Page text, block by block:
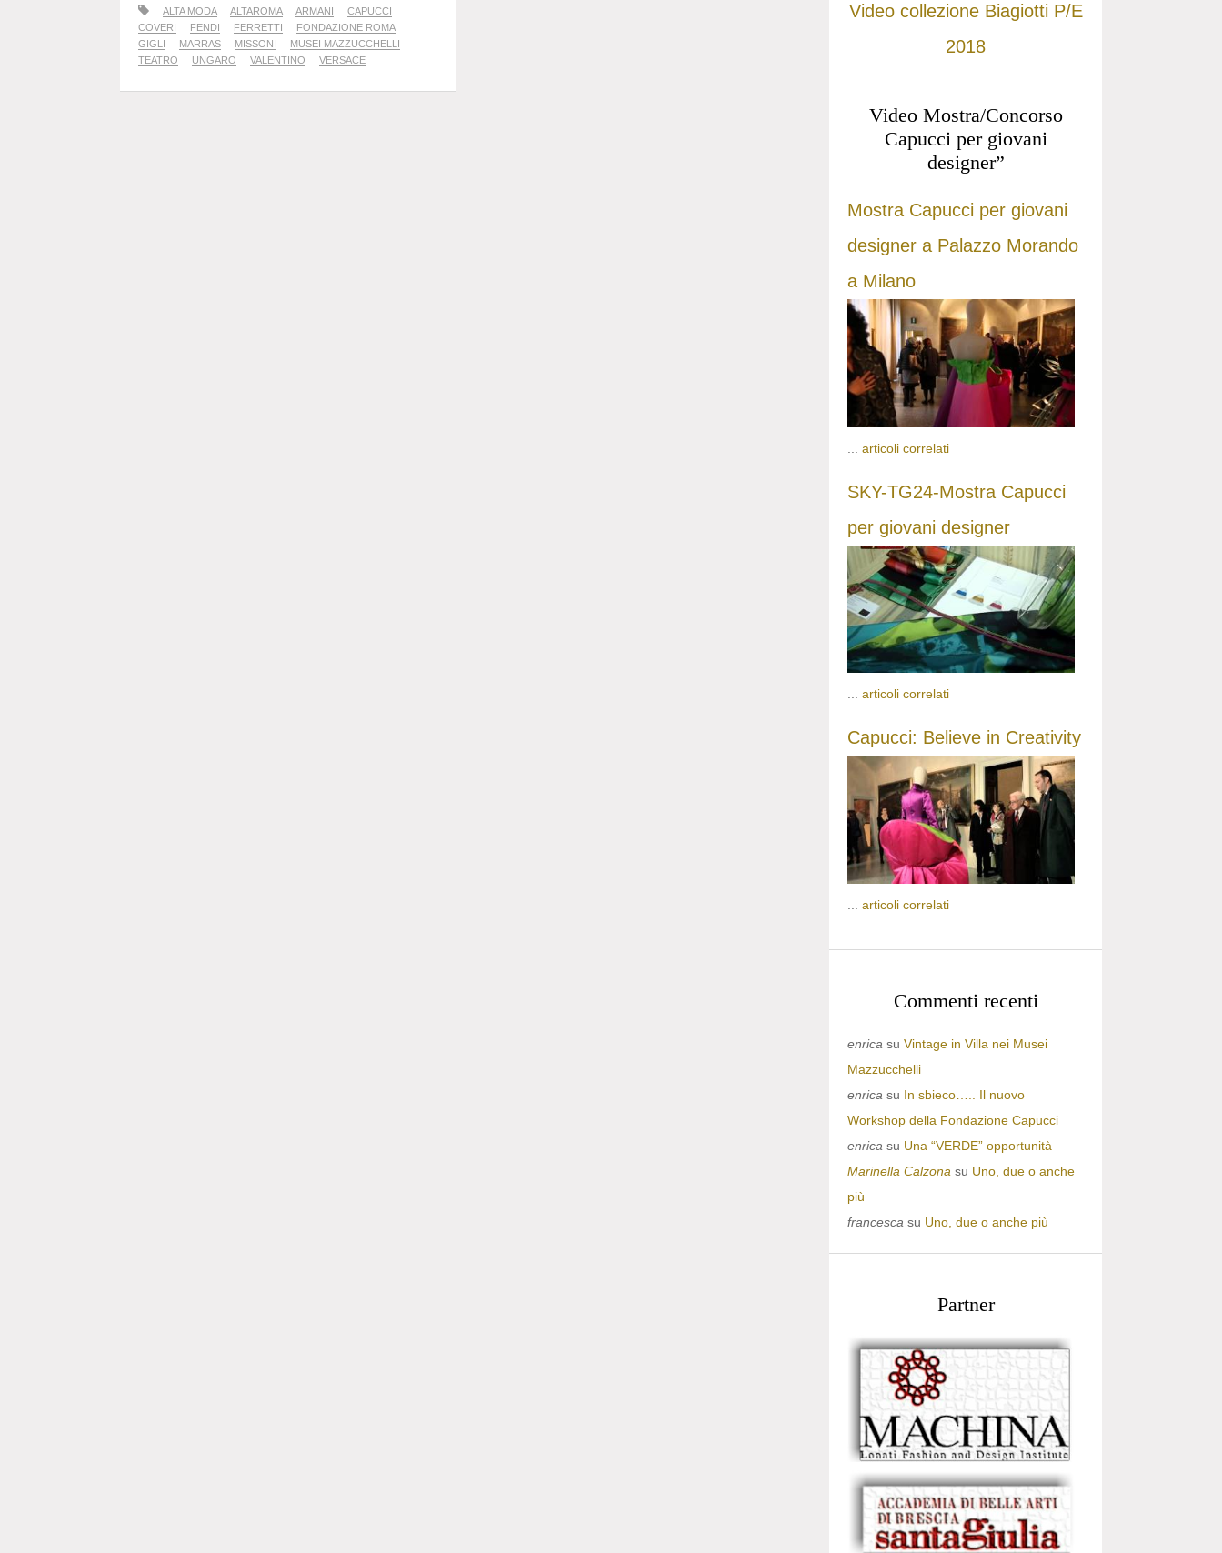
ALTA MODA ALTAROMA ARMANI
CAPUCCI
COVERI
FENDI FERRETTI
FONDAZIONE ROMA
GIGLI
MARRAS MISSONI
MUSEI MAZZUCCHELLI
TEATRO
UNGARO VALENTINO VERSACE
Video collezione Biagiotti P/E
2018
Video Mostra/Concorso
Capucci per giovani
designer”
Mostra Capucci per giovani
designer a Palazzo Morando
a Milano
articoli correlati
SKY-TG24-Mostra Capucci
per giovani designer
... articoli correlati
Capucci: Believe in Creativity
articoli correlati
Commenti recenti
enrica su Vintage in Villa nei Musei
Mazzucchelli
enrica su In sbieco….. Il nuovo
Workshop della Fondazione Capucci
enrica su Una “VERDE” opportunità
Marinella Calzona su Uno, due o anche
più
francesca su Uno, due o anche più
Partner